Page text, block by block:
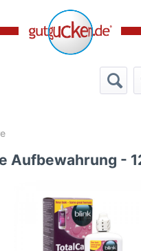
Aufbewahrung -